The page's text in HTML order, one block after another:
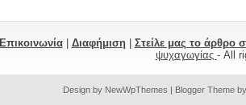
Επικοινωνία| Διαφήμιση| Στείλε μας το άρθρο
ψυχαγωγίας - All
Design by NewWpThemes | Blogger Theme